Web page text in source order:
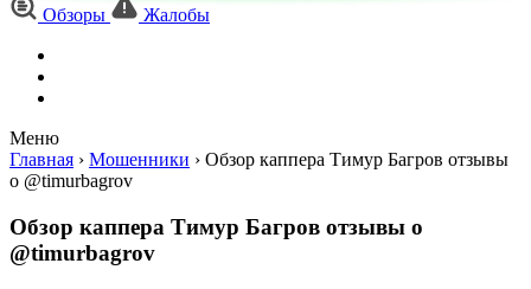
Обзоры
Жалобы
Меню
Главная › Мошенники › Обзор каппера Тимур Багров отзывы
о @timurbagrov
Обзор каппера Тимур Багров отзывы о
@timurbagrov